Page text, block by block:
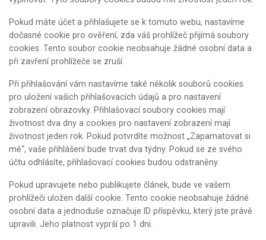
Pokud máte účet a přihlašujete se k tomuto webu, nastavíme
dočasné cookie pro ověření, zda váš prohlížeč přijímá soubory
cookies. Tento soubor cookie neobsahuje žádné osobní data a
při zavření prohlížeče se zruší.
Při přihlašování vám nastavíme také několik souborů cookies
pro uložení vašich přihlašovacích údajů a pro nastavení
zobrazení obrazovky. Přihlašovací soubory cookies mají
životnost dva dny a cookies pro nastavení zobrazení mají
životnost jeden rok. Pokud potvrdíte možnost „Zapamatovat si
mě“, vaše přihlášení bude trvat dva týdny. Pokud se ze svého
účtu odhlásíte, přihlašovací cookies budou odstraněny.
Pokud upravujete nebo publikujete článek, bude ve vašem
prohlížeči uložen další cookie. Tento cookie neobsahuje žádné
osobní data a jednoduše označuje ID příspěvku, který jste právě
upravili. Jeho platnost vyprší po 1 dni.